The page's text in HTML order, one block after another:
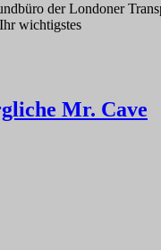
der Londoner
wichtigstes
Mr. Cave